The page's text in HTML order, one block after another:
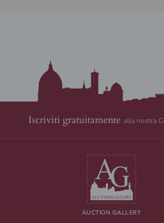
Iscriviti gratuitamente alla nostra
AUCTION GALLERY